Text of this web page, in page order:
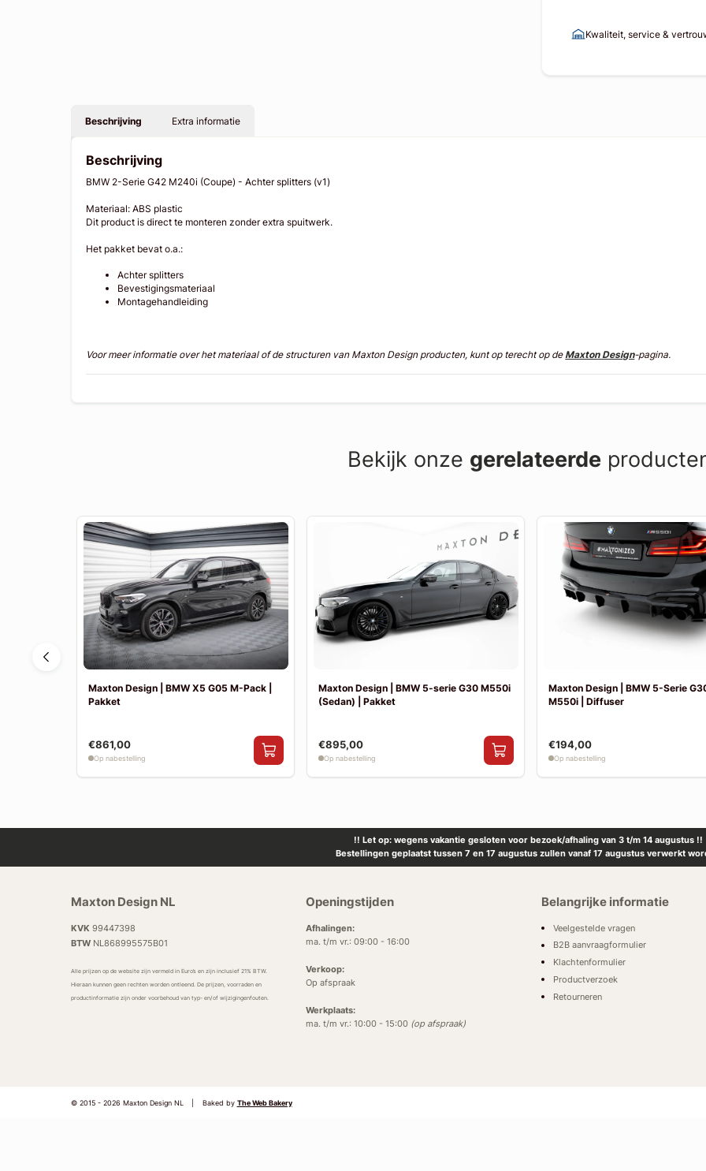
Kwaliteit, service &
Beschrijving Extra informatie
Beschrijving
BMW 2-Serie G42 M240i (Coupe) - Achter splitters (v1)
Materiaal: ABS plastic
Dit product is direct te monteren zonder extra spuitwerk.
Het pakket bevat o.a.:
Achter splitters
Bevestigingsmateriaal
Montagehandleiding
Voor meer informatie over het materiaal of de structuren van Maxton Design producten, kunt op terecht op deMaxton Design-pagina.
Bekijk onze gerelateerde
Maxton Design | BMW X5 G05 M-Pack |
Pakket
€861,00
Op nabestelling
Maxton Design | BMW 5-serie G30 M550i
(Sedan) | Pakket
€895,00
Op nabestelling
Maxton Design | BMW 5-Serie
M550i | Diffuser
€194,00
Op nabestelling
!! Let op: wegens vakantie gesloten voor bezoek/afhaling van 3 t/m 14 augustus !!
Bestellingen geplaatst tussen 7 en 17 augustus zullen vanaf 17 augustus verwerkt
Maxton Design NL
KVK 99447398
BTWNL868995575B01
Alle prijzen op de website zijn vermeld in Euro’s en zijn inclusief 21% BTW.
Hieraan kunnen geen rechten worden ontleend. De prijzen, voorraden en
productinformatie zijn onder voorbehoud van typ- en/of wijzigingenfouten.
Openingstijden
Afhalingen:
ma. t/m vr.: 09:00 - 16:00
Verkoop:
Op afspraak
Werkplaats:
ma. t/m vr.: 10:00 - 15:00 (op afspraak)
Belangrijke informatie
Veelgestelde vragen
B2B aanvraagformulier
Klachtenformulier
Productverzoek
Retourneren
© 2015 - 2026 Maxton Design NL Baked by The Web Bakery